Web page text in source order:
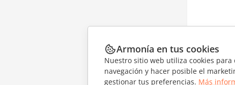
Armonía en tus cookies
Nuestro sitio web utiliza cookies
navegación y hacer posible el
gestionar tus preferencias. Más